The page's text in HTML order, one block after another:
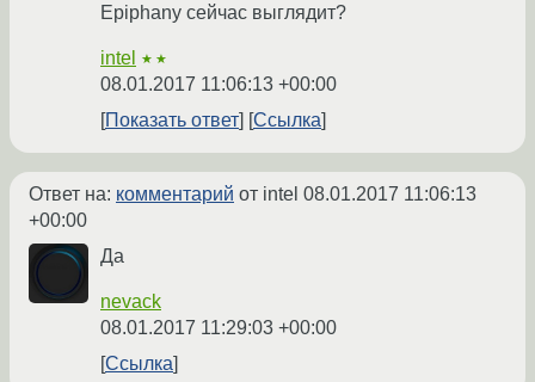
Epiphany сейчас выглядит?
intel ★★
08.01.2017 11:06:13 +00:00
Показать ответ
Ссылка
Ответ на: комментарий от intel 08.01.2017 11:06:13
+00:00
Да
nevack
08.01.2017 11:29:03 +00:00
Ссылка